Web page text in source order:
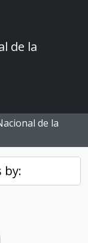
de la
de la
by: